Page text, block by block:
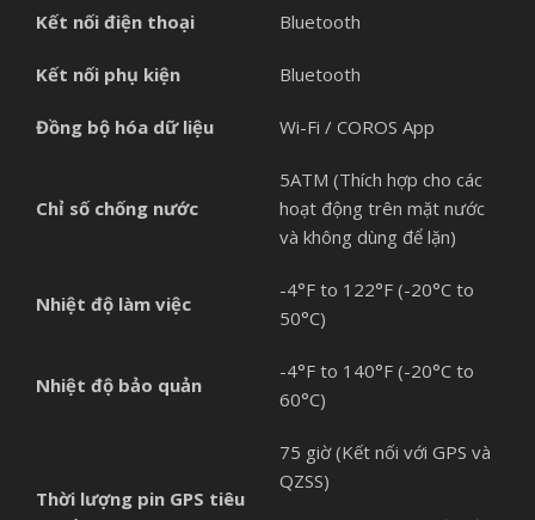
Kết nối điện thoại Bluetooth
Kết nối phụ kiện Bluetooth
Đồng bộ hóa dữ liệu Wi-Fi / COROS App
Chỉ số chống nước
5ATM (Thích hợp cho các
hoạt động trên mặt nước
và không dùng để lặn)
Nhiệt độ làm việc
-4°F to 122°F (-20°C to
50°C)
Nhiệt độ bảo quản
-4°F to 140°F (-20°C to
60°C)
Thời lượng pin GPS tiêu
75 giờ (Kết nối với GPS và
QZSS)